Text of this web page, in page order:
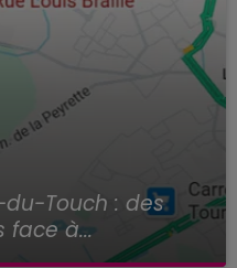
Touch : des
à...